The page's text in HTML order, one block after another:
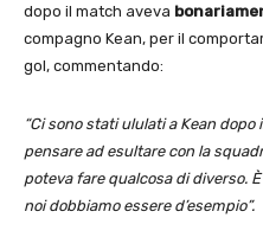
dopo il match aveva
compagno Kean, per il
gol, commentando:
“Ci sono stati ululati a Kean
pensare ad esultare con la
poteva fare qualcosa di diverso.
noi dobbiamo essere d’esempio”.